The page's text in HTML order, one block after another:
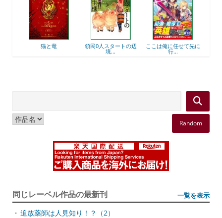
猫と竜 領民0人スタートの辺
境...
ここは俺に任せて先に
行...
Random
同じレーベル作品の最新刊 一覧を表示
・ 追放薬師は人見知り！？（2）